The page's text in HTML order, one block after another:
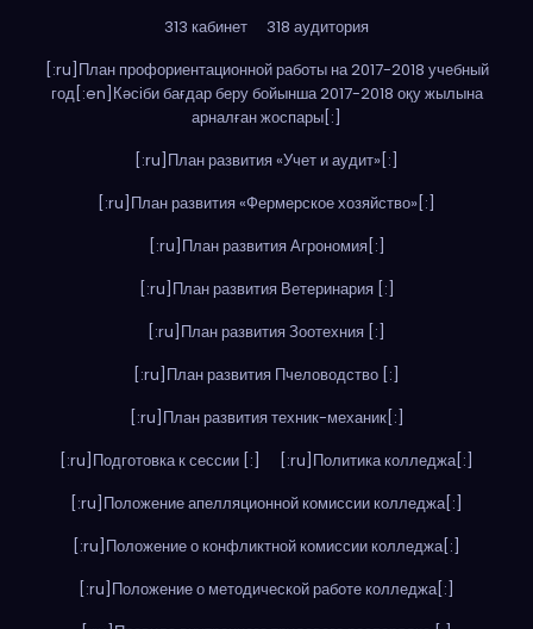
313 кабинет
318 аудитория
[:ru]План профориентационной работы на 2017-2018 учебный
год[:en]Кәсіби бағдар беру бойынша 2017-2018 оқу жылына
арналған жоспары[:]
[:ru]План развития «Учет и аудит»[:]
[:ru]План развития «Фермерское хозяйство»[:]
[:ru]План развития Агрономия[:]
[:ru]План развития Ветеринария [:]
[:ru]План развития Зоотехния [:]
[:ru]План развития Пчеловодство [:]
[:ru]План развития техник-механик[:]
[:ru]Подготовка к сессии [:]
[:ru]Политика колледжа[:]
[:ru]Положение апелляционной комиссии колледжа[:]
[:ru]Положение о конфликтной комиссии колледжа[:]
[:ru]Положение о методической работе колледжа[:]